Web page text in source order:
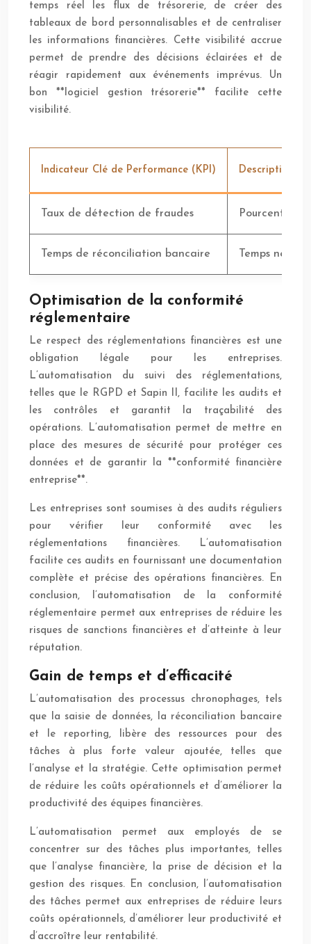
temps réel les flux de trésorerie, de créer des
tableaux de bord personnalisables et de centraliser
les informations financières. Cette visibilité accrue
permet de prendre des décisions éclairées et de
réagir rapidement aux événements imprévus. Un
bon **logiciel gestion trésorerie** facilite cette
visibilité.
Indicateur Clé de Performance (KPI) Description
Taux de détection de fraudes Pourcentage
Temps de réconciliation bancaire Temps
Optimisation de la conformité
réglementaire
Le respect des réglementations financières est une
obligation légale pour les entreprises.
L’automatisation du suivi des réglementations,
telles que le RGPD et Sapin II, facilite les audits et
les contrôles et garantit la traçabilité des
opérations. L’automatisation permet de mettre en
place des mesures de sécurité pour protéger ces
données et de garantir la **conformité financière
entreprise**.
Les entreprises sont soumises à des audits réguliers
pour vérifier leur conformité avec les
réglementations financières. L’automatisation
facilite ces audits en fournissant une documentation
complète et précise des opérations financières. En
conclusion, l’automatisation de la conformité
réglementaire permet aux entreprises de réduire les
risques de sanctions financières et d’atteinte à leur
réputation.
Gain de temps et d’efficacité
L’automatisation des processus chronophages, tels
que la saisie de données, la réconciliation bancaire
et le reporting, libère des ressources pour des
tâches à plus forte valeur ajoutée, telles que
l’analyse et la stratégie. Cette optimisation permet
de réduire les coûts opérationnels et d’améliorer la
productivité des équipes financières.
L’automatisation permet aux employés de se
concentrer sur des tâches plus importantes, telles
que l’analyse financière, la prise de décision et la
gestion des risques. En conclusion, l’automatisation
des tâches permet aux entreprises de réduire leurs
coûts opérationnels, d’améliorer leur productivité et
d’accroître leur rentabilité.